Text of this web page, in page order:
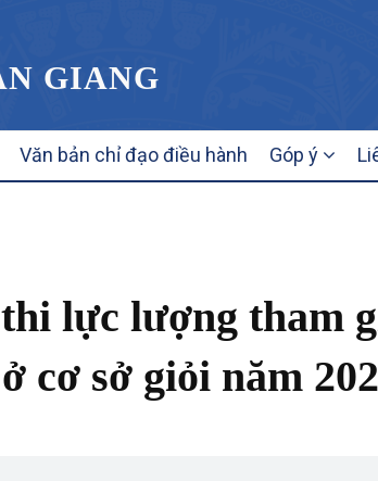
GIANG
Văn bản chỉ đạo điều hành Góp ý
lực lượng tham
cơ sở giỏi năm